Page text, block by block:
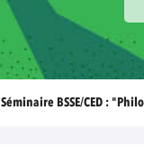
Séminaire BSSE/CED :